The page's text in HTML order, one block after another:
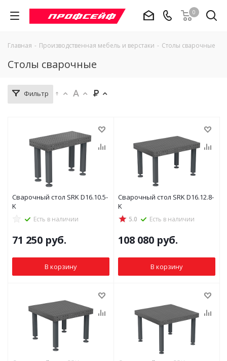
0
Главная - Производственная мебель и верстаки - Столы сварочные
Столы сварочные
Фильтр
Сварочный стол SRK D16.10.5-
K
Есть в наличии
71 250 руб.
В корзину
Сварочный стол SRK D16.12.8-
K
5.0 Есть в наличии
108 080 руб.
В корзину